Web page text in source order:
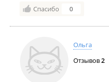
Спасибо 0
Ольга
Отзывов2